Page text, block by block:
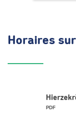
Horaires
PDF